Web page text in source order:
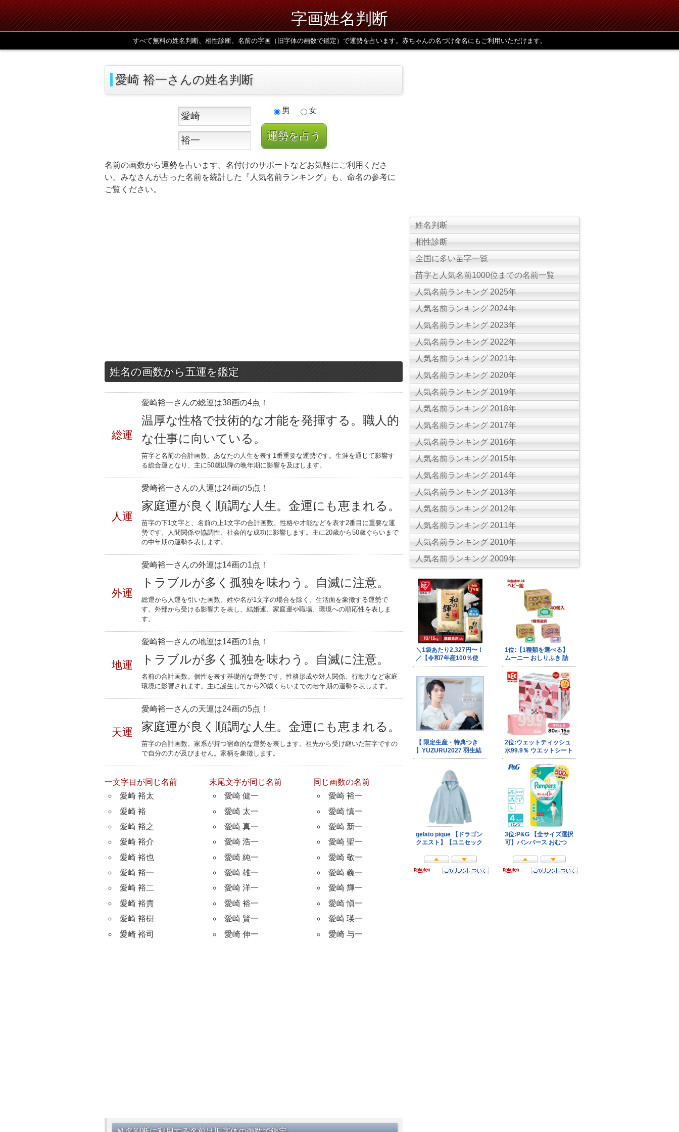
字画姓名判断
すべて無料の姓名判断、相性診断。名前の字画（旧字体の画数で鑑定）で運勢を占います。赤ちゃんの名づけ命名にもご利用いただけます。
愛崎 裕一さんの姓名判断
男 女
名前の画数から運勢を占います。名付けのサポートなどお気軽にご利用くださ
い。みなさんが占った名前を統計した『人気名前ランキング』も、命名の参考に
ご覧ください。
姓名の画数から五運を鑑定
総運
愛崎裕一さんの総運は38画の4点！
温厚な性格で技術的な才能を発揮する。職人的
な仕事に向いている。
苗字と名前の合計画数。あなたの人生を表す1番重要な運勢です。生涯を通じて影響す
る総合運となり、主に50歳以降の晩年期に影響を及ぼします。
人運
愛崎裕一さんの人運は24画の5点！
家庭運が良く順調な人生。金運にも恵まれる。
苗字の下1文字と、名前の上1文字の合計画数。性格や才能などを表す2番目に重要な運
勢です。人間関係や協調性、社会的な成功に影響します。主に20歳から50歳ぐらいまで
の中年期の運勢を表します。
外運
愛崎裕一さんの外運は14画の1点！
トラブルが多く孤独を味わう。自滅に注意。
総運から人運を引いた画数。姓や名が1文字の場合を除く。生活面を象徴する運勢で
す。外部から受ける影響力を表し、結婚運、家庭運や職場、環境への順応性を表しま
す。
地運
愛崎裕一さんの地運は14画の1点！
トラブルが多く孤独を味わう。自滅に注意。
名前の合計画数。個性を表す基礎的な運勢です。性格形成や対人関係、行動力など家庭
環境に影響されます。主に誕生してから20歳くらいまでの若年期の運勢を表します。
天運
愛崎裕一さんの天運は24画の5点！
家庭運が良く順調な人生。金運にも恵まれる。
苗字の合計画数。家系が持つ宿命的な運勢を表します。祖先から受け継いだ苗字ですの
で自分の力が及びません。家柄を象徴します。
一文字目が同じ名前
愛崎 裕太
愛崎 裕
愛崎 裕之
愛崎 裕介
愛崎 裕也
愛崎 裕一
愛崎 裕二
愛崎 裕貴
愛崎 裕樹
愛崎 裕司
末尾文字が同じ名前
愛崎 健一
愛崎 太一
愛崎 真一
愛崎 浩一
愛崎 純一
愛崎 雄一
愛崎 洋一
愛崎 裕一
愛崎 賢一
愛崎 伸一
同じ画数の名前
愛崎 裕一
愛崎 慎一
愛崎 新一
愛崎 聖一
愛崎 敬一
愛崎 義一
愛崎 輝一
愛崎 愼一
愛崎 瑛一
愛崎 与一
姓名判断
相性診断
全国に多い苗字一覧
苗字と人気名前1000位までの名前一覧
人気名前ランキング 2025年
人気名前ランキング 2024年
人気名前ランキング 2023年
人気名前ランキング 2022年
人気名前ランキング 2021年
人気名前ランキング 2020年
人気名前ランキング 2019年
人気名前ランキング 2018年
人気名前ランキング 2017年
人気名前ランキング 2016年
人気名前ランキング 2015年
人気名前ランキング 2014年
人気名前ランキング 2013年
人気名前ランキング 2012年
人気名前ランキング 2011年
人気名前ランキング 2010年
人気名前ランキング 2009年